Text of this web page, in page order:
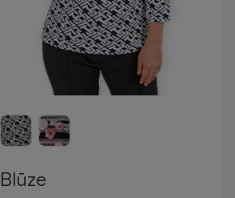
Blūze